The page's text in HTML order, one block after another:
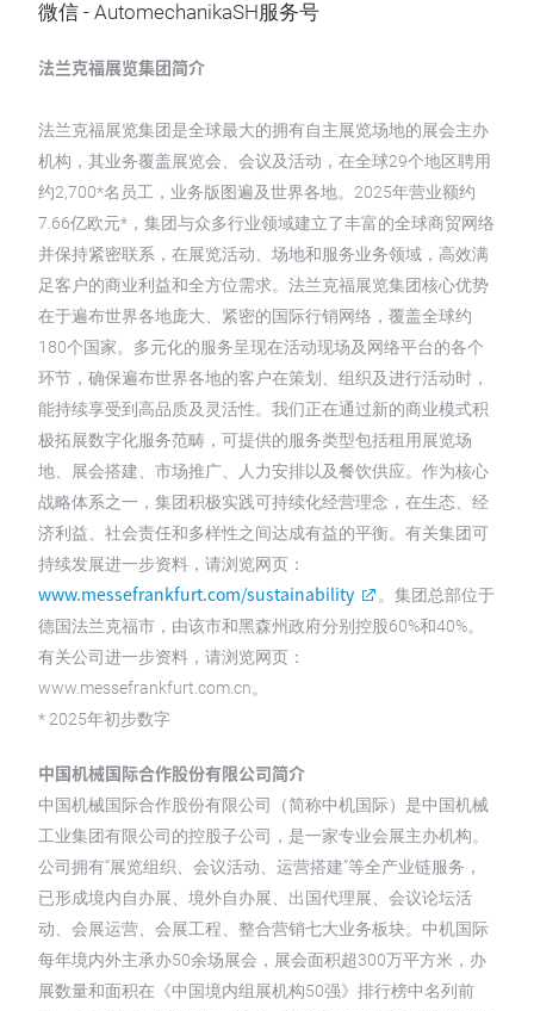
微信 - AutomechanikaSH服务号
法兰克福展览集团简介
法兰克福展览集团是全球最大的拥有自主展览场地的展会主办
机构，其业务覆盖展览会、会议及活动，在全球29个地区聘用
约2,700*名员工，业务版图遍及世界各地。2025年营业额约
7.66亿欧元*，集团与众多行业领域建立了丰富的全球商贸网络
并保持紧密联系，在展览活动、场地和服务业务领域，高效满
足客户的商业利益和全方位需求。法兰克福展览集团核心优势
在于遍布世界各地庞大、紧密的国际行销网络，覆盖全球约
180个国家。多元化的服务呈现在活动现场及网络平台的各个
环节，确保遍布世界各地的客户在策划、组织及进行活动时，
能持续享受到高品质及灵活性。我们正在通过新的商业模式积
极拓展数字化服务范畴，可提供的服务类型包括租用展览场
地、展会搭建、市场推广、人力安排以及餐饮供应。作为核心
战略体系之一，集团积极实践可持续化经营理念，在生态、经
济利益、社会责任和多样性之间达成有益的平衡。有关集团可
持续发展进一步资料，请浏览网页：
www.messefrankfurt.com/sustainability
。集团总部位于
德国法兰克福市，由该市和黑森州政府分别控股60%和40%。
有关公司进一步资料，请浏览网页：
www.messefrankfurt.com.cn。
* 2025年初步数字
中国机械国际合作股份有限公司简介
中国机械国际合作股份有限公司（简称中机国际）是中国机械
工业集团有限公司的控股子公司，是一家专业会展主办机构。
公司拥有“展览组织、会议活动、运营搭建”等全产业链服务，
已形成境内自办展、境外自办展、出国代理展、会议论坛活
动、会展运营、会展工程、整合营销七大业务板块。中机国际
每年境内外主承办50余场展会，展会面积超300万平方米，办
展数量和面积在《中国境内组展机构50强》排行榜中名列前